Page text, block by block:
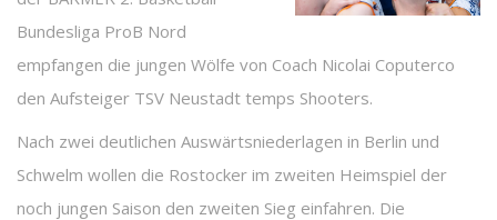
Bundesliga ProB Nord
empfangen die jungen Wölfe von Coach Nicolai Coputerco
den Aufsteiger TSV Neustadt temps Shooters.
Nach zwei deutlichen Auswärtsniederlagen in Berlin und
Schwelm wollen die Rostocker im zweiten Heimspiel der
noch jungen Saison den zweiten Sieg einfahren. Die